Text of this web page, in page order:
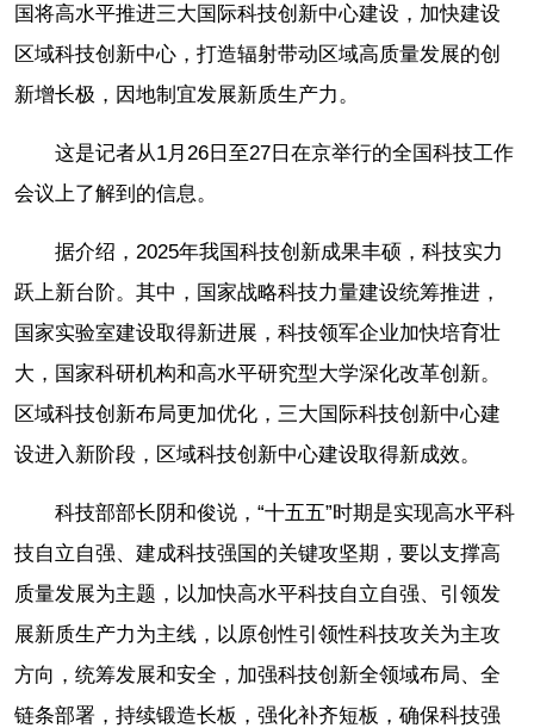
国将高水平推进三大国际科技创新中心建设，加快建设
区域科技创新中心，打造辐射带动区域高质量发展的创
新增长极，因地制宜发展新质生产力。
这是记者从1月26日至27日在京举行的全国科技工作
会议上了解到的信息。
据介绍，2025年我国科技创新成果丰硕，科技实力
跃上新台阶。其中，国家战略科技力量建设统筹推进，
国家实验室建设取得新进展，科技领军企业加快培育壮
大，国家科研机构和高水平研究型大学深化改革创新。
区域科技创新布局更加优化，三大国际科技创新中心建
设进入新阶段，区域科技创新中心建设取得新成效。
科技部部长阴和俊说，“十五五”时期是实现高水平科
技自立自强、建成科技强国的关键攻坚期，要以支撑高
质量发展为主题，以加快高水平科技自立自强、引领发
展新质生产力为主线，以原创性引领性科技攻关为主攻
方向，统筹发展和安全，加强科技创新全领域布局、全
链条部署，持续锻造长板，强化补齐短板，确保科技强